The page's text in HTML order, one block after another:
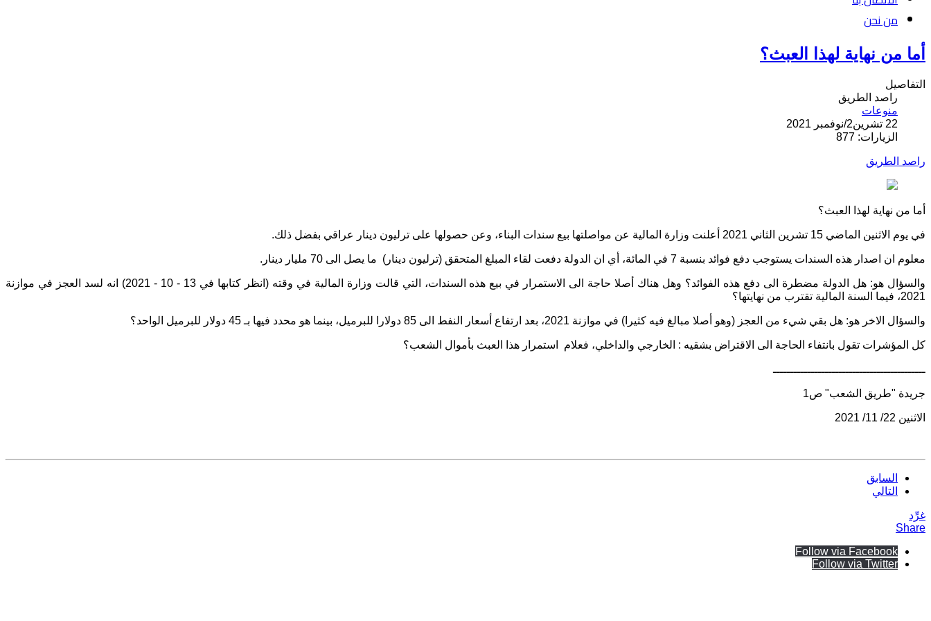
من نحن
أما من نهاية لهذا العبث؟
التفاصيل
راصد الطريق
منوعات
22 تشرين2/نوفمبر 2021
الزيارات: 877
راصد الطريق
أما من نهاية لهذا العبث؟
في يوم الاثنين الماضي 15 تشرين الثاني 2021 أعلنت وزارة المالية عن مواصلتها بيع سندات البناء، وعن حصولها على ترليون دينار عراقي بفضل ذلك.
معلوم ان اصدار هذه السندات يستوجب دفع فوائد بنسبة 7 في المائة، أي ان الدولة دفعت لقاء المبلغ المتحقق (ترليون دينار) ما يصل الى 70 مليار دينار.
والسؤال هو: هل الدولة مضطرة الى دفع هذه الفوائد؟ وهل هناك أصلا حاجة الى الاستمرار في بيع هذه السندات، التي قالت وزارة المالية في وقته (انظر كتابها في 13 - 10 - 2021) انه لسد العجز في موازنة
2021، فيما السنة المالية تقترب من نهايتها؟
والسؤال الاخر هو: هل بقي شيء من العجز (وهو أصلا مبالغ فيه كثيرا) في موازنة 2021، بعد ارتفاع أسعار النفط الى 85 دولارا للبرميل، بينما هو محدد فيها بـ 45 دولار للبرميل الواحد؟
كل المؤشرات تقول بانتفاء الحاجة الى الاقتراض بشقيه : الخارجي والداخلي، فعلام استمرار هذا العبث بأموال الشعب؟
ــــــــــــــــــــــــــــــــــــــــــــ
جريدة "طريق الشعب" ص1
الاثنين 22/ 11/ 2021
السابق
التالي
غرِّد
Share
Follow via Facebook
Follow via Twitter